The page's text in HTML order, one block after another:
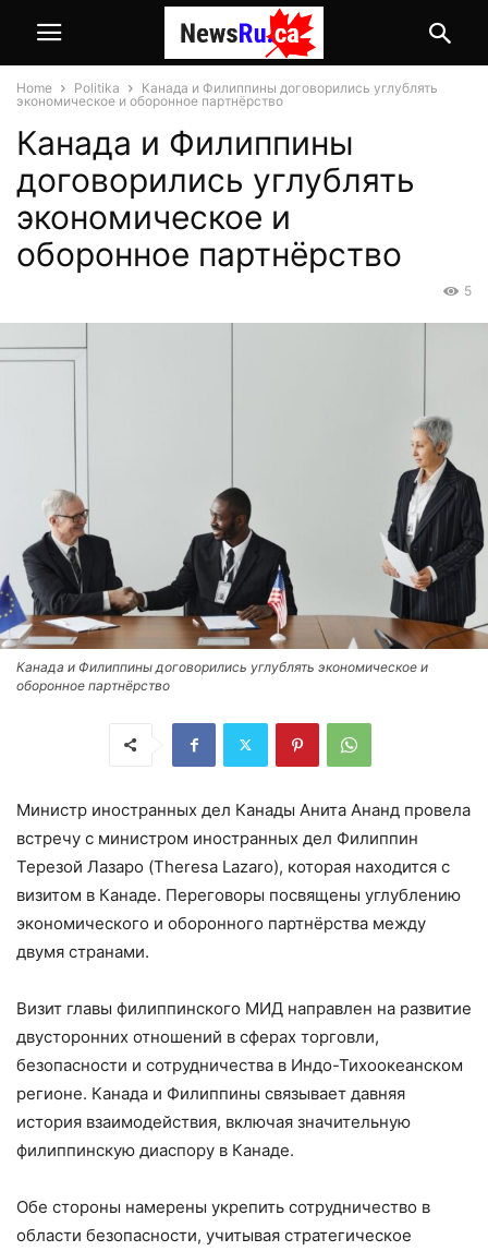
Home Politika
Канада и Филиппины договорились углублять
экономическое и оборонное партнёрство
Канада и Филиппины
договорились углублять
экономическое и
оборонное партнёрство
5
Канада и Филиппины договорились углублять экономическое и
оборонное партнёрство
Министр иностранных дел Канады Анита Ананд провела
встречу с министром иностранных дел Филиппин
Терезой Лазаро (Theresa Lazaro), которая находится с
визитом в Канаде. Переговоры посвящены углублению
экономического и оборонного партнёрства между
двумя странами.
Визит главы филиппинского МИД направлен на развитие
двусторонних отношений в сферах торговли,
безопасности и сотрудничества в Индо-Тихоокеанском
регионе. Канада и Филиппины связывает давняя
история взаимодействия, включая значительную
филиппинскую диаспору в Канаде.
Обе стороны намерены укрепить сотрудничество в
области безопасности, учитывая стратегическое